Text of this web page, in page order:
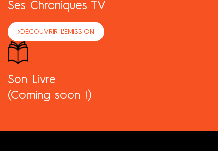
Ses Chroniques TV
DÉCOUVRIR L'ÉMISSION
Son Livre
(Coming soon !)